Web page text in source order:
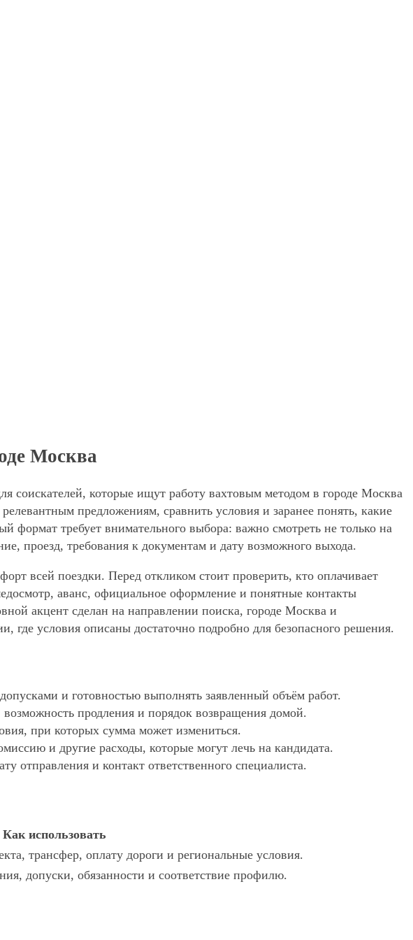
Москва
соискателей, которые ищут работу вахтовым методом в городе Москва
предложениям, сравнить условия и заранее понять, какие
формат требует внимательного выбора: важно смотреть не только на
проезд, требования к документам и дату возможного выхода.
всей поездки. Перед откликом стоит проверить, кто оплачивает
аванс, официальное оформление и понятные контакты
акцент сделан на направлении поиска, городе Москва и
где условия описаны достаточно подробно для безопасного решения.
и готовностью выполнять заявленный объём работ.
продления и порядок возвращения домой.
при которых сумма может измениться.
и другие расходы, которые могут лечь на кандидата.
отправления и контакт ответственного специалиста.
Как использовать
трансфер, оплату дороги и региональные условия.
допуски, обязанности и соответствие профилю.